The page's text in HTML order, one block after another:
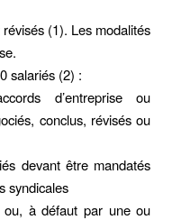
(1). Les modalités
salariés (2) :
d’entreprise ou
conclus, révisés ou
devant être mandatés
syndicales
ou, à défaut par une ou